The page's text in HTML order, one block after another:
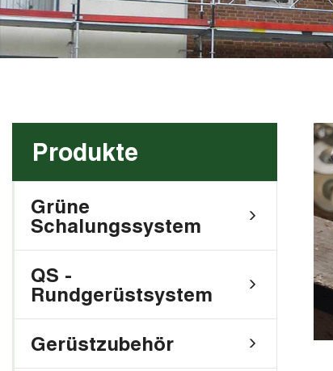
Produkte
Grüne
Schalungssystem
QS -
Rundgerüstsystem
Gerüstzubehör